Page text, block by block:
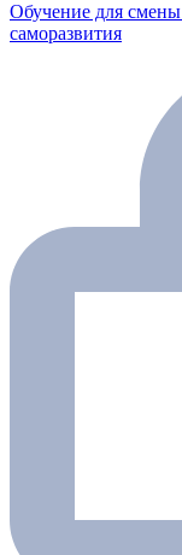
Обучение для смены
саморазвития